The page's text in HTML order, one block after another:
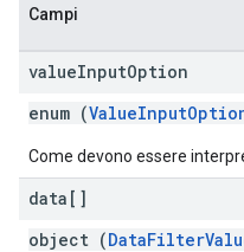
Campi
valueInputOption
enum (
Come devono essere
data[]
object (